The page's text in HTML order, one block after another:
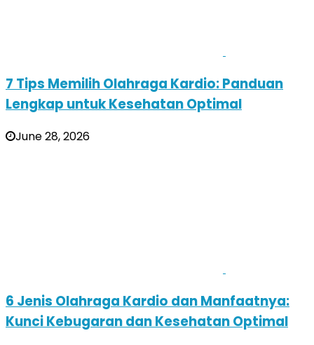
7 Tips Memilih Olahraga Kardio: Panduan
Lengkap untuk Kesehatan Optimal
June 28, 2026
6 Jenis Olahraga Kardio dan Manfaatnya:
Kunci Kebugaran dan Kesehatan Optimal